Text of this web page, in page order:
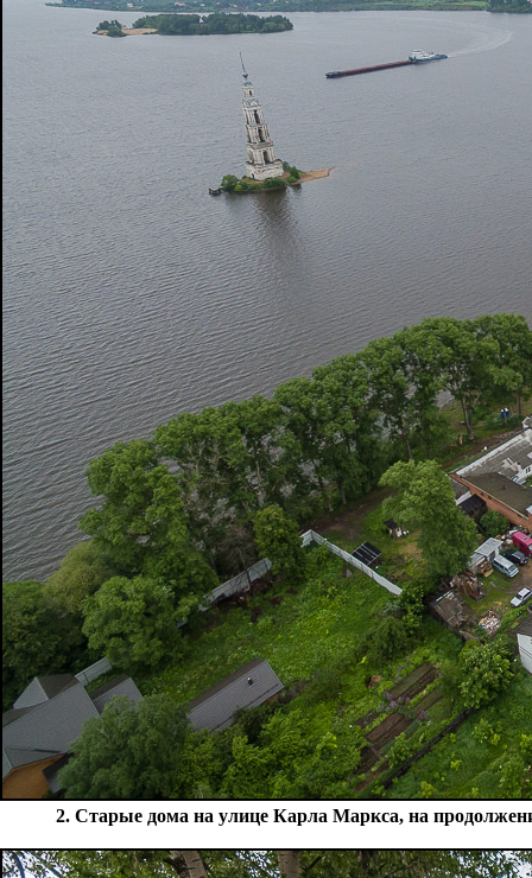
2. Старые дома на улице Карла Маркса, на